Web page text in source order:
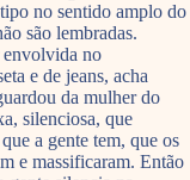
no sentido amplo do
são lembradas.
envolvida no
e de jeans, acha
da mulher do
silenciosa, que
a gente tem, que os
e massificaram. Então